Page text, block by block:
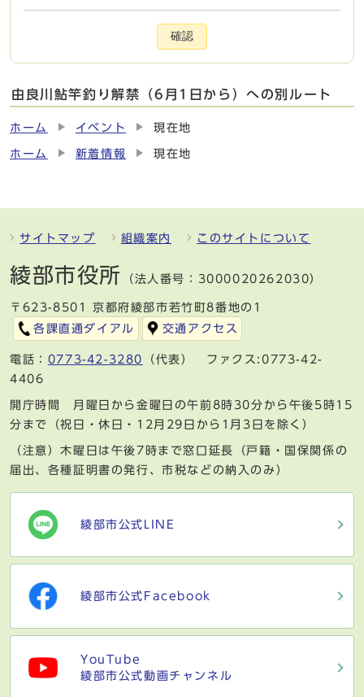
確認
由良川鮎竿釣り解禁（6月1日から）への別ルート
ホーム イベント 現在地
ホーム 新着情報 現在地
サイトマップ 組織案内 このサイトについて
綾部市役所 （法人番号：3000020262030）
〒623-8501 京都府綾部市若竹町8番地の1
各課直通ダイアル
交通アクセス
電話： 0773-42-3280
（代表） ファクス:0773-42-
4406
開庁時間 月曜日から金曜日の午前8時30分から午後5時15
分まで（祝日・休日・12月29日から1月3日を除く）
（注意）木曜日は午後7時まで窓口延長（戸籍・国保関係の
届出、各種証明書の発行、市税などの納入のみ）
綾部市公式LINE
綾部市公式Facebook
YouTube
綾部市公式動画チャンネル